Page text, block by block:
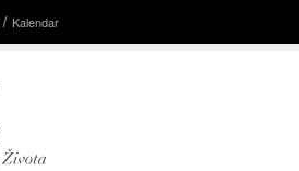
Kalendar